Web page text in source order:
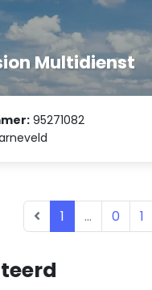
Multidienst
95271082
1 ... 0 1